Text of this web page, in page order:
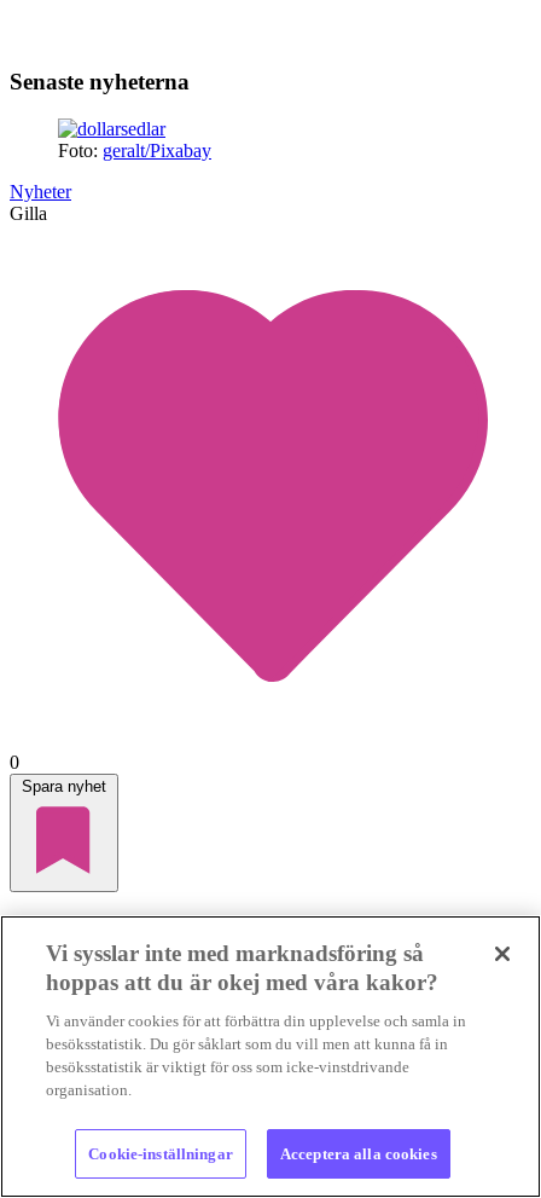
Senaste nyheterna
Foto: geralt/Pixabay
Nyheter
Gilla
0
Spara nyhet
petrokemi
FOSSILFINANSIERING
Vissa internationella banker har dragit
ner sina lån till fossilindustrin, men andra har tvärtom ökat sin
finansiering av både olje... FOSSILFINANSIERINGVissa
internationella banker har dragit ner sina lån till fos...
03 aug 2026• Lästid:
Foto:Karl Egger, Pixabay, samt privat
Krönika
Vi sysslar inte med marknadsföring så
hoppas att du är okej med våra kakor?
Vi använder cookies för att förbättra din upplevelse och samla in
besöksstatistik. Du gör såklart som du vill men att kunna få in
besöksstatistik är viktigt för oss som icke-vinstdrivande
organisation.
Cookie-inställningar Acceptera alla cookies